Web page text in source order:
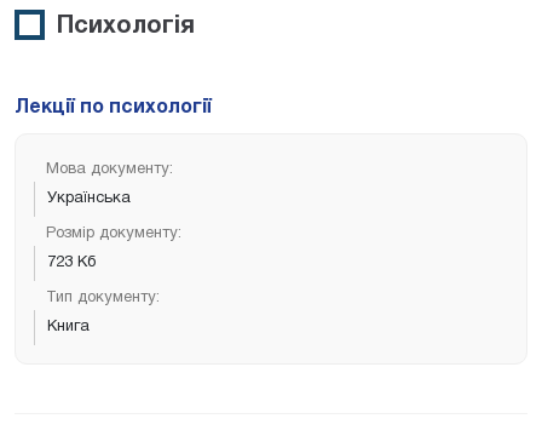
Психологія
Лекції по психології
Мова документу:
Українська
Розмір документу:
723 Кб
Тип документу:
Книга